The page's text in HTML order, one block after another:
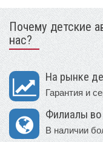
Почему детские
нас?
На рынке
Гарантия и
Филиалы во
В наличии